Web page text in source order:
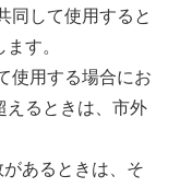
同して使用すると
す。
使用する場合にお
えるときは、市外
あるときは、そ